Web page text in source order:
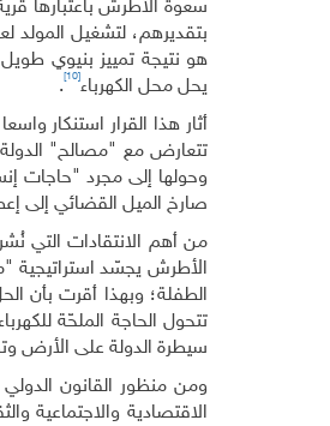
بتقديرهم، لتشغيل
هو نتيجة تمييز بنيوي
يحل محل الكهرباء[10]
.
أثار هذا القرار استنكار
تتعارض مع "مصالح"
وحولها إلى مجرد "حاجات
صارخ الميل القضائي إلى
من أهم الانتقادات التي
الأطرش يجسّد استراتيجية
الطفلة؛ وبهذا أقرت بأن
تتحول الحاجة الملحّة
سيطرة الدولة على الأرض